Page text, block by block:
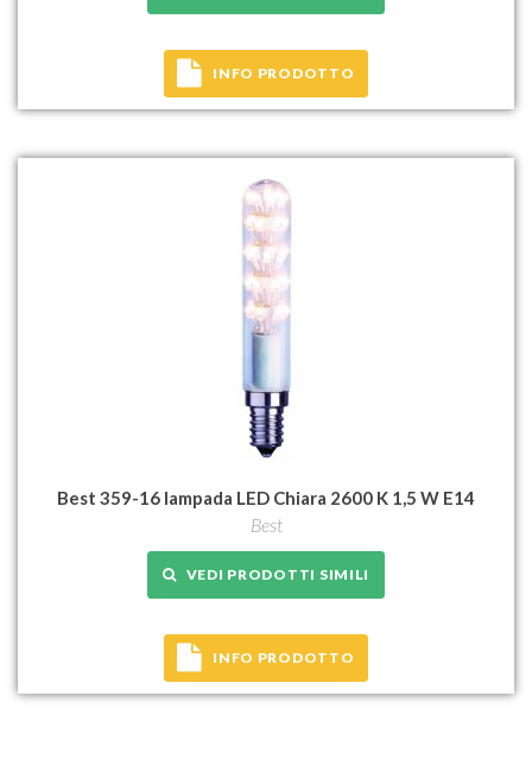
INFO PRODOTTO
Best 359-16 lampada LED Chiara 2600 K 1,5 W E14
Best
VEDI PRODOTTI SIMILI
INFO PRODOTTO